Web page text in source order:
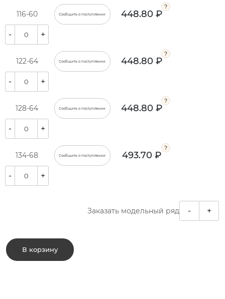
116-60 Сообщить о поступлении 448.80 ₽
- +
122-64 Сообщить о поступлении 448.80 ₽
- +
128-64 Сообщить о поступлении 448.80 ₽
- +
134-68 Сообщить о поступлении 493.70 ₽
- +
Заказать модельный ряд - +
В корзину